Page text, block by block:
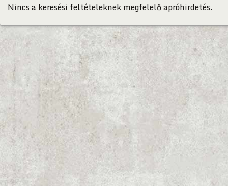
Nincs a keresési feltételeknek megfelelő apróhirdetés.